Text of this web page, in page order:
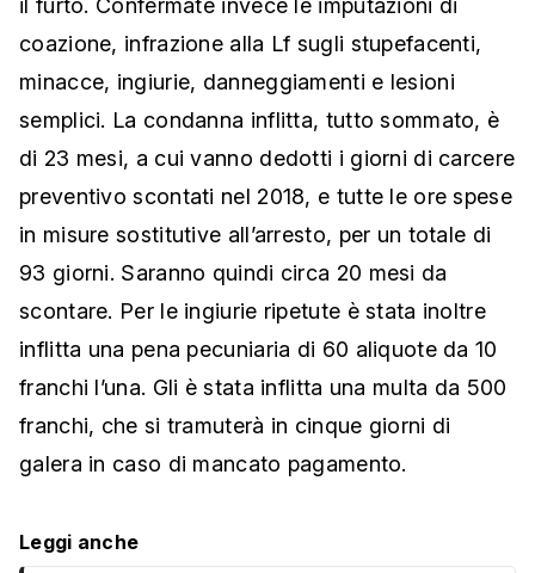
il furto. Confermate invece le imputazioni di
coazione, infrazione alla Lf sugli stupefacenti,
minacce, ingiurie, danneggiamenti e lesioni
semplici. La condanna inflitta, tutto sommato, è
di 23 mesi, a cui vanno dedotti i giorni di carcere
preventivo scontati nel 2018, e tutte le ore spese
in misure sostitutive all’arresto, per un totale di
93 giorni. Saranno quindi circa 20 mesi da
scontare. Per le ingiurie ripetute è stata inoltre
inflitta una pena pecuniaria di 60 aliquote da 10
franchi l’una. Gli è stata inflitta una multa da 500
franchi, che si tramuterà in cinque giorni di
galera in caso di mancato pagamento.
Leggi anche